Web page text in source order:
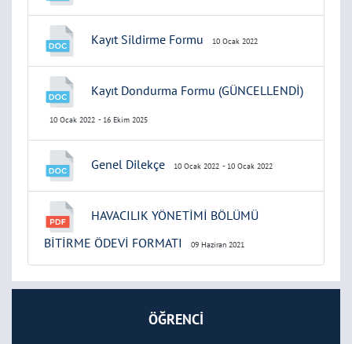
ÖĞRENCİ
Kayıt Sildirme Formu 10 Ocak 2022
Kayıt Dondurma Formu (GÜNCELLENDİ)
10 Ocak 2022 - 16 Ekim 2025
Genel Dilekçe 10 Ocak 2022 - 10 Ocak 2022
HAVACILIK YÖNETİMİ BÖLÜMÜ
BİTİRME ÖDEVİ FORMATI
09 Haziran 2021